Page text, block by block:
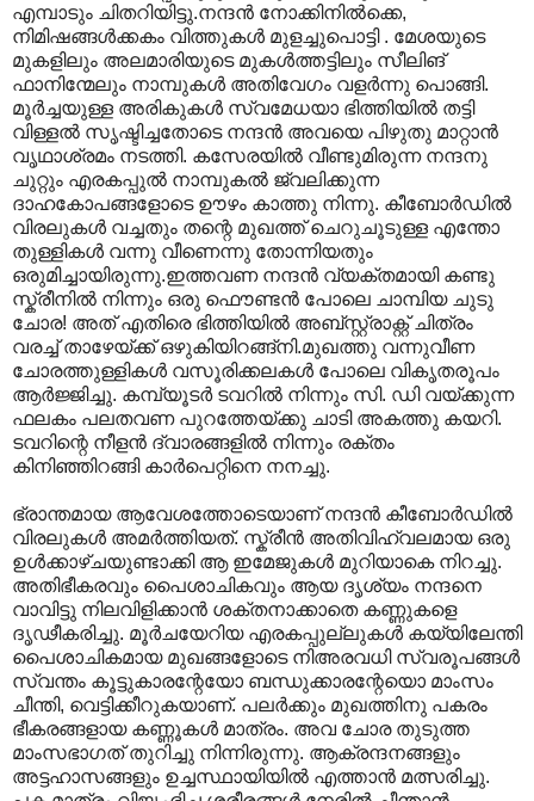
എമ്പാടും ചിതറിയിട്ടു.നന്ദന്‍ നോക്കിനില്‍ക്കെ,
നിമിഷങ്ങള്‍ക്കകം വിത്തുകള്‍ മുളച്ചുപൊട്ടി . മേശയുടെ
മുകളിലും അലമാരിയുടെ മുകള്‍ത്തട്ടിലും സീലിങ്
ഫാനിന്മേലും നാമ്പുകള്‍ അതിവേഗം വളര്‍ന്നു പൊങ്ങി.
മൂര്‍ച്ചയുള്ള അരികുകള്‍ സ്വമേധയാ ഭിത്തിയില്‍ തട്ടി
വിള്ളല്‍ സൃഷ്ടിച്ചതോടെ നന്ദന്‍ അവയെ പിഴുതു മാറ്റാന്‍
വൃഥാശ്രമം നടത്തി. കസേരയില്‍ വീണ്ടുമിരുന്ന നന്ദനു
ചുറ്റും എരകപ്പുല്‍ നാമ്പുകല്‍ ജ്വലിക്കുന്ന
ദാഹകോപങ്ങളോടെ ഊഴം കാത്തു നിന്നു. കീബോര്‍ഡില്‍
വിരലുകള്‍ വച്ചതും തന്റെ മുഖത്ത് ചെറുചൂടുള്ള എന്തോ
തുള്ളികള്‍ വന്നു വീണെന്നു തോന്നിയതും
ഒരുമിച്ചായിരുന്നു.ഇത്തവണ നന്ദന്‍ വ്യക്തമായി കണ്ടു
സ്ക്രീനില്‍ നിന്നും ഒരു ഫൌണ്ടന്‍ പോലെ ചാമ്പിയ ചുടു
ചോര! അത് എതിരെ ഭിത്തിയില്‍ അബ്സ്റ്റ്രാക്റ്റ് ചിത്രം
വരച്ച് താഴേയ്ക്ക് ഒഴുകിയിറങ്ങ്നി.മുഖത്തു വന്നുവീണ
ചോരത്തുള്ളികള്‍ വസൂരിക്കലകള്‍ പോലെ വികൃതരൂപം
ആ‍ര്‍ജ്ജിച്ചു. കമ്പ്യൂടര്‍ ടവറില്‍ നിന്നും സി. ഡി വയ്ക്കുന്ന
ഫലകം പലതവണ പുറത്തേയ്ക്കു ചാടി അകത്തു കയറി.
ടവറിന്റെ നീളന്‍ ദ്വാരങ്ങളില്‍ നിന്നും രക്തം
കിനിഞ്ഞിറങ്ങി കാര്‍പെറ്റിനെ നനച്ചു.
ഭ്രാന്തമായ ആവേശത്തോടെയാണ് നന്ദന്‍ കീബോര്‍ഡില്‍
വിരലുകള്‍‍ അമര്‍ത്തിയത്. സ്ക്രീന്‍ അതിവിഹ്വലമായ ഒരു
ഉള്‍ക്കാഴ്ചയുണ്ടാക്കി ആ ഇമേജുകള്‍ മുറിയാകെ നിറച്ചു.
അതിഭീകരവും പൈശാചികവും ആയ ദൃശ്യം നന്ദനെ
വാവിട്ടു നിലവിളിക്കാന്‍ ശക്തനാക്കാതെ കണ്ണുകളെ
ദൃഢീകരിച്ചു. മൂര്‍ചയേറിയ എരകപ്പുല്ലുകള്‍ കയ്യിലേന്തി
പൈശാചികമായ മുഖങ്ങളോടെ നിഅരവധി സ്വരൂപങ്ങള്‍
സ്വന്തം കൂട്ടുകാരന്റേയോ ബന്ധുക്കാരന്റേയൊ മാംസം
ചീന്തി‍, വെട്ടിക്കീറുകയാണ്. പലര്‍ക്കും മുഖത്തിനു പകരം
ഭീകരങ്ങളായ കണ്ണൂകള്‍ മാത്രം. അവ ചോര തുടുത്ത
മാംസഭാഗത് തുറിച്ചു നിന്നിരുന്നു. ആക്രന്ദനങ്ങളും
അട്ടഹാസങ്ങളും ഉച്ചസ്ഥായിയില്‍ എത്താന്‍ മത്സരിച്ചു.